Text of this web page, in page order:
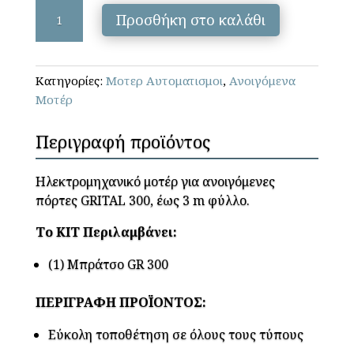
GR
300
ποσότητα
Προσθήκη στο καλάθι
Κατηγορίες: Μοτερ Αυτοματισμοι, Ανοιγόμενα
Μοτέρ
Περιγραφή προϊόντος
Ηλεκτρομηχανικό μοτέρ για ανοιγόμενες
πόρτες GRITAL 300, έως 3 m φύλλο.
Το ΚΙΤ Περιλαμβάνει:
(1) Μπράτσο GR 300
ΠΕΡΙΓΡΑΦΗ ΠΡΟΪΟΝΤΟΣ:
Εύκολη τοποθέτηση σε όλους τους τύπους